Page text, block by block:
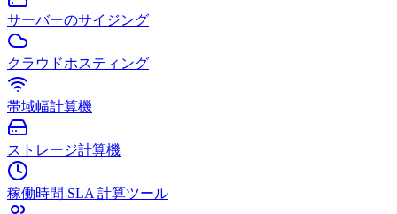
サーバーのサイジング
クラウドホスティング
帯域幅計算機
ストレージ計算機
稼働時間 SLA 計算ツール